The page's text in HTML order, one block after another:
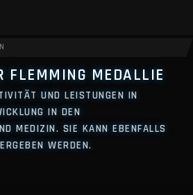
FLEMMING MEDALLIE
UND LEISTUNGEN IN
IN DEN
MEDIZIN. SIE KANN EBENFALLS
WERDEN.